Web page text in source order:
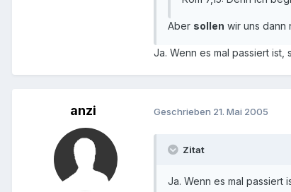
Aber sollen wir uns dann
Ja. Wenn es mal passiert
anzi Geschrieben 21. Mai 2005
Zitat
Ja. Wenn es mal passiert